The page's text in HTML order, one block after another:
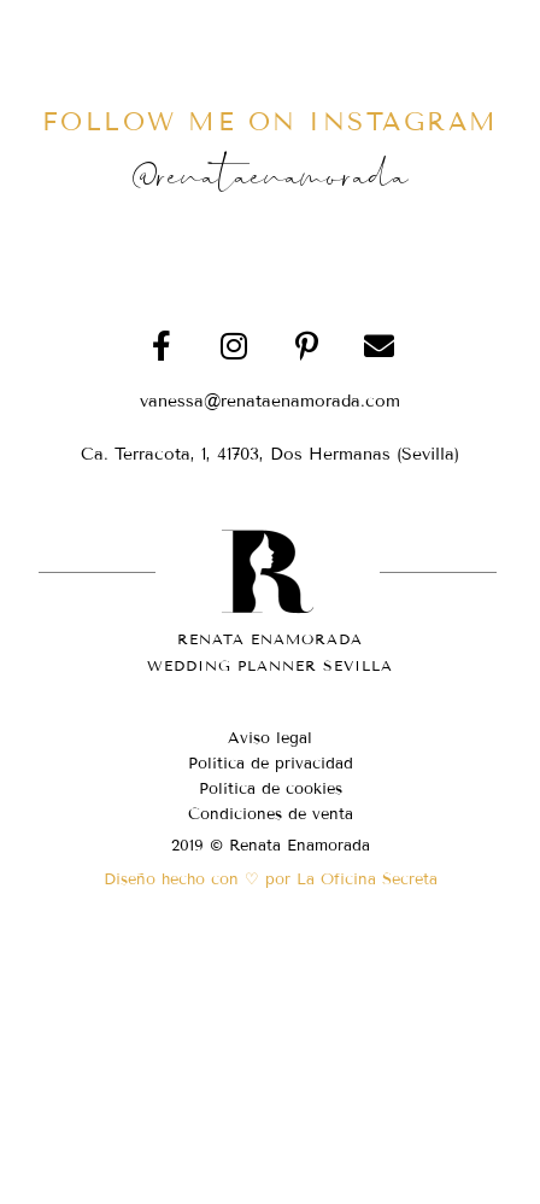
FOLLOW ME ON INSTAGRAM
@renataenamorada
vanessa@renataenamorada.com
Ca. Terracota, 1, 41703, Dos Hermanas (Sevilla)
RENATA ENAMORADA
WEDDING PLANNER SEVILLA
Aviso legal
Política de privacidad
Política de cookies
Condiciones de venta
2019 © Renata Enamorada
Diseño hecho con ♡ por La Oficina Secreta